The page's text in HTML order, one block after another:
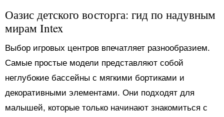
Оазис детского восторга: гид по надувным
мирам Intex
Выбор игровых центров впечатляет разнообразием.
Самые простые модели представляют собой
неглубокие бассейны с мягкими бортиками и
декоративными элементами. Они подходят для
малышей, которые только начинают знакомиться с